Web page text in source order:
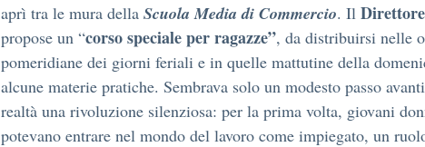
aprì tra le mura della Scuola Media di Commercio. Il
propose un “corso specialeper ragazze”, da distribuirsi nelle
pomeridiane dei giorni feriali e in quelle mattutine della
alcune materie pratiche. Sembrava solo un modesto passo
realtà una rivoluzione silenziosa: per la prima volta, giovani
potevano entrare nel mondo del lavoro come impiegato, un